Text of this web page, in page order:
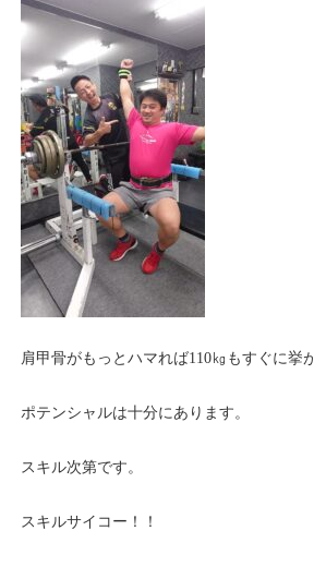
肩甲骨がもっとハマれば110㎏もすぐに挙
ポテンシャルは十分にあります。
スキル次第です。
スキルサイコー！！